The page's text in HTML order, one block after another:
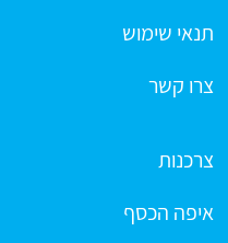
תנאי שימוש
צרו קשר
צרכנות
איפה הכסף